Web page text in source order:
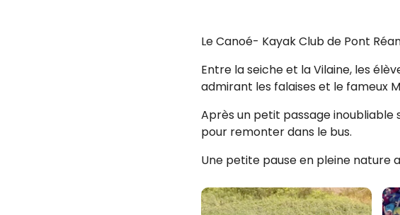
Le Canoé- Kayak Club de Pont
Entre la seiche et la Vilaine, les
admirant les falaises et le fameux
Après un petit passage
pour remonter dans le bus.
Une petite pause en pleine nature